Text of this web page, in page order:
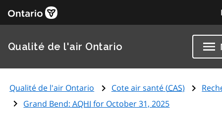
Qualité de l'air Ontario
Qualité de l'air Ontario Cote air santé (CAS)
Grand Bend:AQHI for October 31, 2025